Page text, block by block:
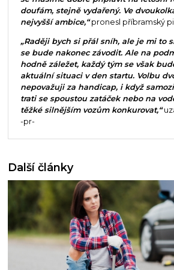
doufám, stejně vydařený. Ve
nejvyšší ambice,“pronesl příbramský
„Raději bych si přál sníh, ale je mi to
se bude nakonec závodit. Ale na
hodně záležet, každý tým se však
aktuální situaci v den startu. Volbu
nepovažuji za handicap, i když
trati se spoustou zatáček nebo na
těžké silnějším vozům konkurovat,“
-pr-
Další články